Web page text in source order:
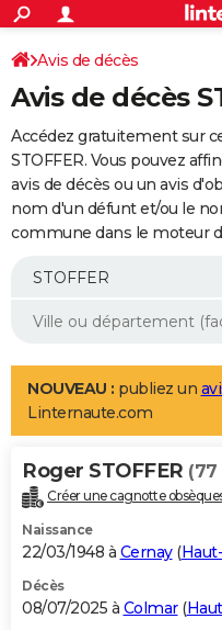
ACTUALITÉS
Politique
Société
Faits Divers
Education
Monde
Villes
+
SPORT
Coupe du monde 2026
Football
Tennis
Cyclisme
Rugby
Forum
Programme TV
TNT
Streaming
Cinéma
Sorties cinéma
Musique
+
FINANCE
Retraite
Epargne
Immobilier
Risques naturels par ville
Banque
Assurance
AUTO
Essais
Réserver un essai
Citadines
Berlines
SUV
Forum auto
+
Mobiles
Meilleur smartphone
Internet
Ordinateurs
Jeux vidéo
Guide high-tech
Aménagement intérieur
LIFESTYLE
Art de vivre
Bien-être
Loisirs
Mode
Modes de vie
Alimentation
Guide de la santé
Maladies
Médicaments
Sommeil
VOYAGE
Destinations
City break
Voyage nature
Voyage de noces
Forum
Climat
+PHOTO
GUIDES D'ACHAT
BONS PLANS
Avis de décès
Avis de décès
Accédez gratuitement sur
STOFFER. Vous pouvez
avis de décès ou un avis
nom d'un défunt et/ou le
commune dans le moteur
NOUVEAU : publiez un
Linternaute.com
Roger STOFFER (77
Créer une cagnotte
Naissance
22/03/1948 à Cernay(
Décès
08/07/2025 à Colmar(